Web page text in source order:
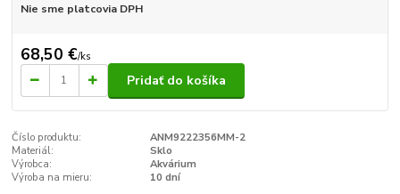
Nie sme platcovia DPH
68,50 €/ks
Pridať do košíka
Číslo produktu:
ANM9222356MM-2
Materiál:
Sklo
Výrobca:
Akvárium
Výroba na mieru:
10 dní